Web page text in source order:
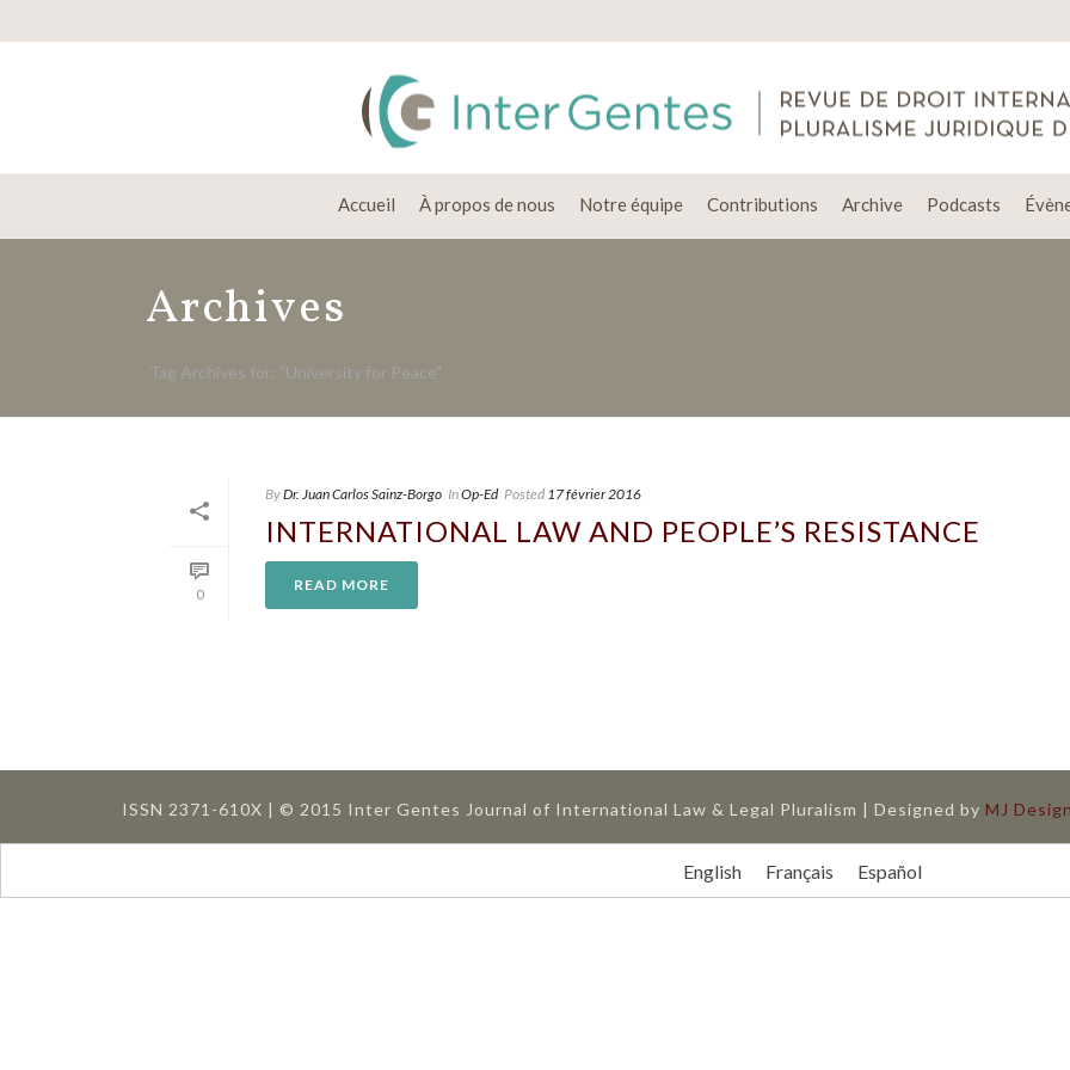
Accueil À propos de nous Notre équipe Contributions Archive Podcasts
Archives
Tag Archives for: "University for Peace"
0
ByDr. Juan Carlos Sainz-Borgo InOp-Ed Posted 17 février 2016
INTERNATIONAL LAW AND PEOPLE’S RESISTANCE
READ MORE
ISSN 2371-610X | © 2015 Inter Gentes Journal of International Law & Legal Pluralism | Designed by MJ
English Français Español